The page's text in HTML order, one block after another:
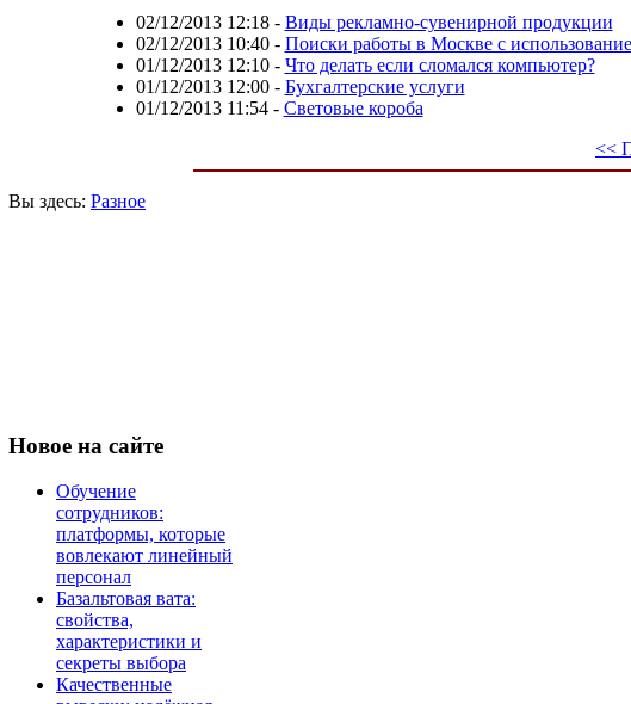
02/12/2013 12:18- Виды рекламно-сувенирной продукции
02/12/2013 10:40- Поиски работы в Москве с
01/12/2013 12:10- Что делать если сломался компьютер?
01/12/2013 12:00- Бухгалтерские услуги
01/12/2013 11:54- Световые короба
<<
Вы здесь: Разное
Новое на сайте
Обучение
сотрудников:
платформы, которые
вовлекают линейный
персонал
Базальтовая вата:
свойства,
характеристики и
секреты выбора
Качественные